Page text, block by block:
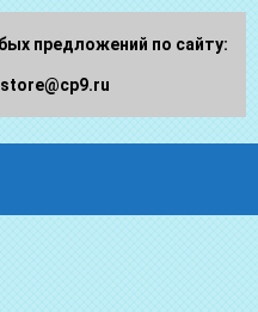
предложений по сайту: